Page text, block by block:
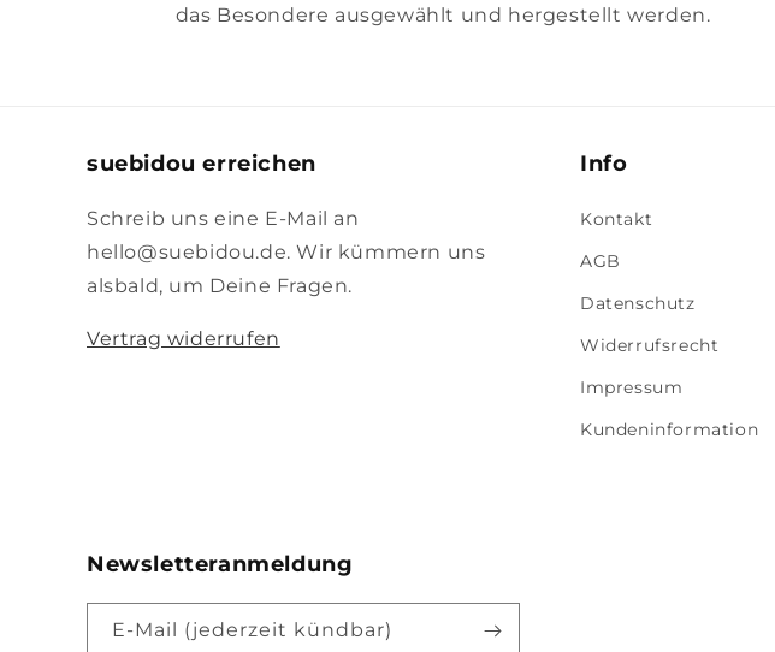
das Besondere ausgewählt und hergestellt werden.
suebidou erreichen
Schreib uns eine E-Mail an
hello@suebidou.de. Wir kümmern uns
alsbald, um Deine Fragen.
Vertrag widerrufen
Info
Kontakt
AGB
Datenschutz
Widerrufsrecht
Impressum
Kundeninformation
Newsletteranmeldung
E-Mail (jederzeit kündbar)